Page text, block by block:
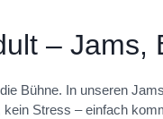
–
Bühne. In unseren
Stress – einfach